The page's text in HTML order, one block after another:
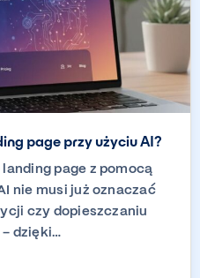
page przy użyciu AI?
page z pomocą
nie musi już oznaczać
czy dopieszczaniu
dzięki…